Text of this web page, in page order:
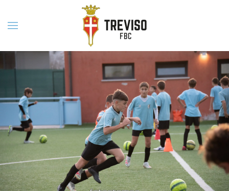
Skip to main content